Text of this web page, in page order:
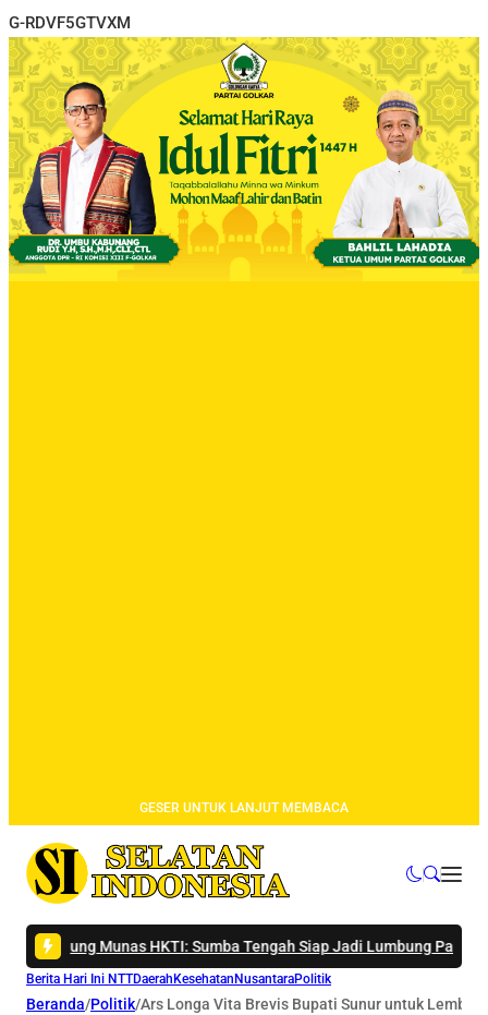
G-RDVF5GTVXM
GESER UNTUK LANJUT MEMBACA
HKTI: Sumba Tengah Siap Jadi Lumbung Pangan Nasional|#4 -
Berita Hari Ini NTTDaerah Kesehatan NusantaraPolitik
Beranda/Politik/Ars Longa Vita Brevis Bupati Sunur untuk Lembata